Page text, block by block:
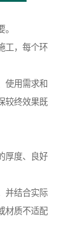
工，每个环
使用需求和
较终效果既
厚度、良好
并结合实际
材质不适配